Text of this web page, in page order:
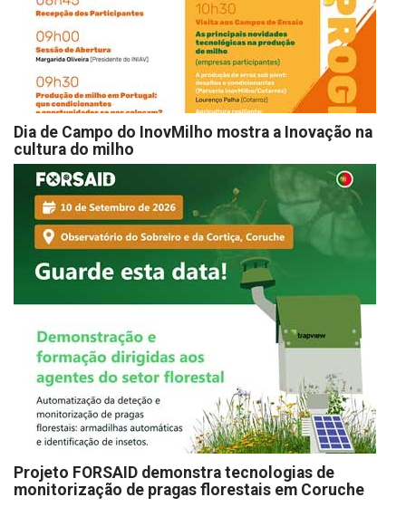
Dia de Campo do InovMilho mostra a Inovação na
cultura do milho
Projeto FORSAID demonstra tecnologias de
monitorização de pragas florestais em Coruche